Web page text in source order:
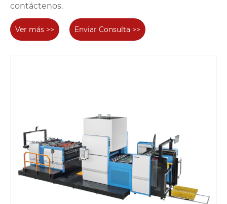
contáctenos.
Ver más >> Enviar Consulta >>